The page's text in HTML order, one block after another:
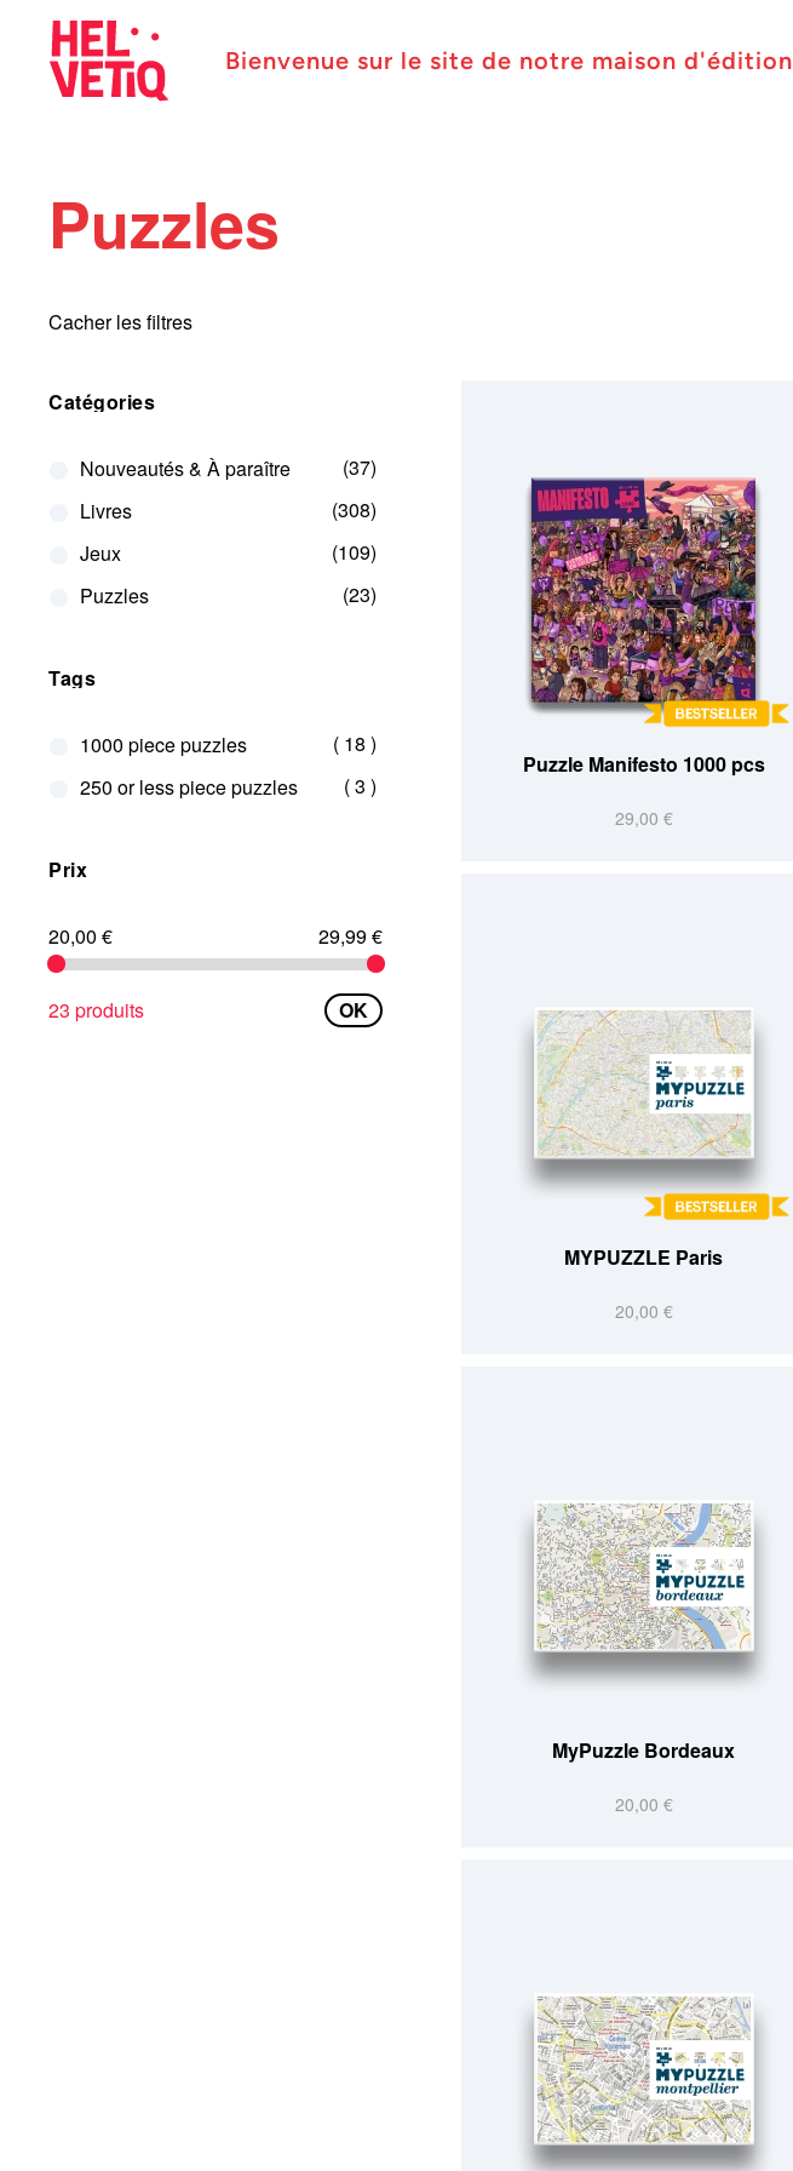
Bienvenue sur le site de notre maison d'édition
Puzzles
Puzzle Manifesto 1000 pcs
29,00 €
MYPUZZLE Paris
20,00 €
MyPuzzle Bordeaux
20,00 €
Cacher les filtres
Catégories
Nouveautés & À paraître
37
Livres
308
Jeux
109
Puzzles
23
Tags
1000 piece puzzles 18 articles
250 or less piece puzzles
3 articles
Prix
20,00 € 29,99 €
23 produits OK